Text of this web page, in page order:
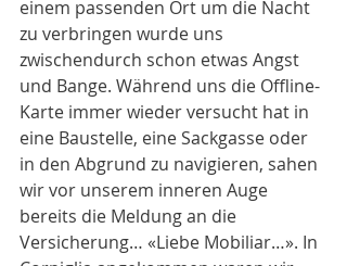
einem passenden Ort um die Nacht
zu verbringen wurde uns
zwischendurch schon etwas Angst
und Bange. Während uns die Offline-
Karte immer wieder versucht hat in
eine Baustelle, eine Sackgasse oder
in den Abgrund zu navigieren, sahen
wir vor unserem inneren Auge
bereits die Meldung an die
Versicherung… «Liebe Mobiliar…». In